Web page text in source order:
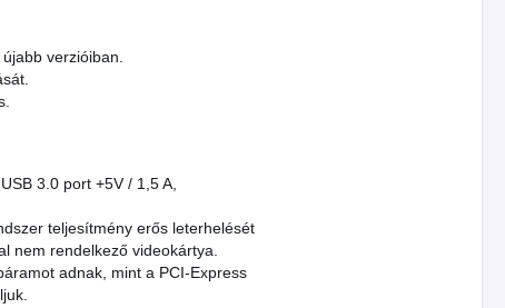
verzióiban.
3.0 port +5V / 1,5 A,
teljesítmény erős leterhelését
nem rendelkező videokártya.
adnak, mint a PCI-Express